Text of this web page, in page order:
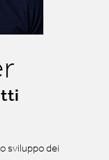
sviluppo dei